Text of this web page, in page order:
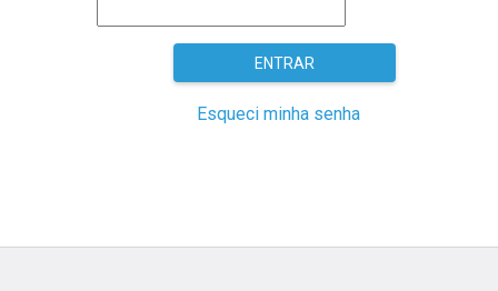
Esqueci minha senha